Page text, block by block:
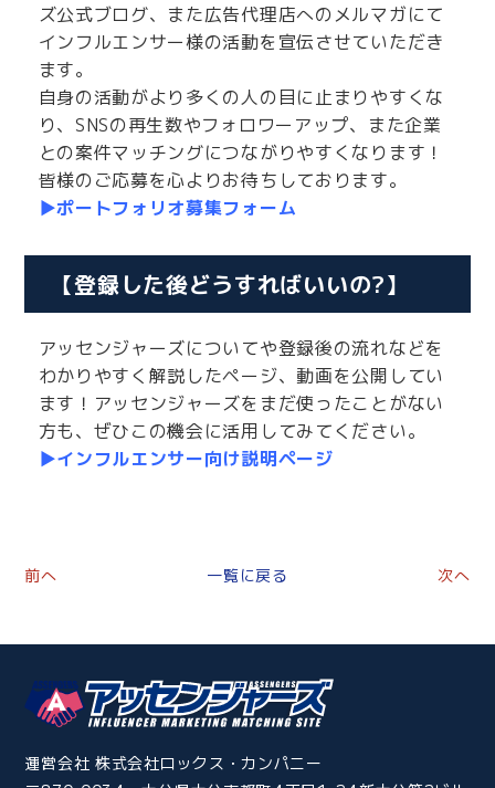
ズ公式ブログ、また広告代理店へのメルマガにて
インフルエンサー様の活動を宣伝させていただき
ます。
自身の活動がより多くの人の目に止まりやすくな
り、SNSの再生数やフォロワーアップ、また企業
との案件マッチングにつながりやすくなります！
皆様のご応募を心よりお待ちしております。
▶ポートフォリオ募集フォーム
【登録した後どうすればいいの?】
アッセンジャーズについてや登録後の流れなどを
わかりやすく解説したページ、動画を公開してい
ます！アッセンジャーズをまだ使ったことがない
方も、ぜひこの機会に活用してみてください。
▶インフルエンサー向け説明ページ
前へ 一覧に戻る 次へ
運営会社 株式会社ロックス・カンパニー